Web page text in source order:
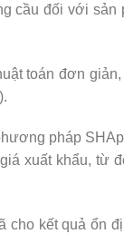
cầu đối với
toán đơn
pháp
xuất khẩu, từ
cho kết quả ổn